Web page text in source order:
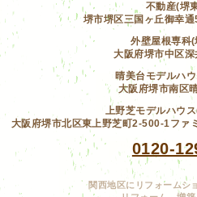
不動産(堺
堺市堺区三国ヶ丘御幸
外壁屋根専科(
大阪府堺市中区
晴美台モデルハ
大阪府堺市南区
上野芝モデルハウ
大阪府堺市北区東上野芝町2-500-1ファ
0120-
関西地区にリフォームシ